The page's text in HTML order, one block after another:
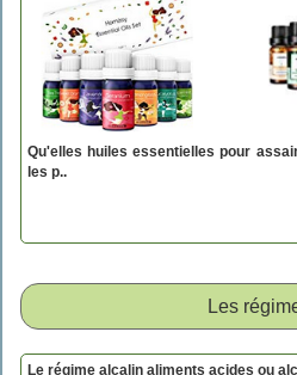
Qu'elles huiles essentielles pour
les p..
Les
Le régime alcalin aliments acides ou